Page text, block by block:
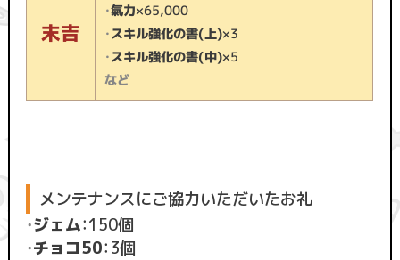
末吉
・氣力×65,000
・スキル強化の書(上)×3
・スキル強化の書(中)×5
など
メンテナンスにご協力いただいたお礼
・ジェム：150個
・チョコ50：3個